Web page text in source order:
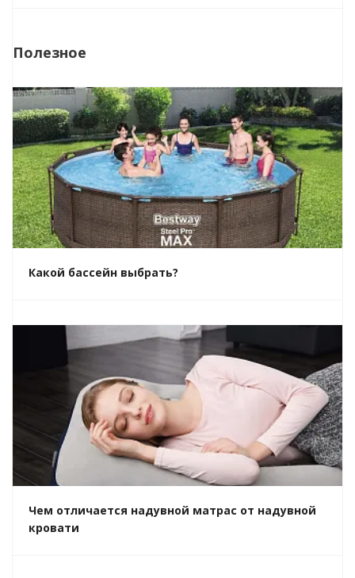
Полезное
Какой бассейн выбрать?
Чем отличается надувной матрас от надувной
кровати